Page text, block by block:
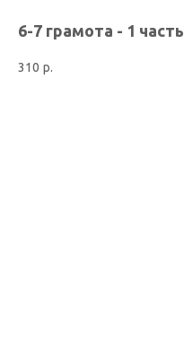
6-7 грамота - 1 часть
310 р.